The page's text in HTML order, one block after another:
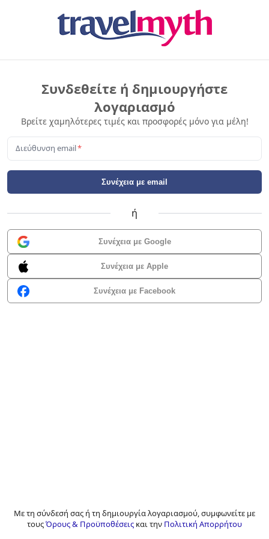
Συνδεθείτε ή δημιουργήστε
λογαριασμό
Βρείτε χαμηλότερες τιμές και προσφορές μόνο για μέλη!
Διεύθυνση email*
Συνέχεια με email
ή
Συνέχεια με Google
Συνέχεια με Apple
Συνέχεια με Facebook
Με τη σύνδεσή σας ή τη δημιουργία λογαριασμού, συμφωνείτε με
τουςΌρους & Προϋποθέσεις και την Πολιτική Απορρήτου